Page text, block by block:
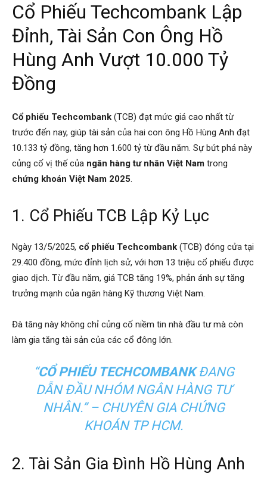
Cổ Phiếu Techcombank Lập
Đỉnh, Tài Sản Con Ông Hồ
Hùng Anh Vượt 10.000 Tỷ
Đồng
Cổ phiếu Techcombank (TCB) đạt mức giá cao nhất từ
trước đến nay, giúp tài sản của hai con ông Hồ Hùng Anh đạt
10.133 tỷ đồng, tăng hơn 1.600 tỷ từ đầu năm. Sự bứt phá này
củng cố vị thế của ngân hàng tư nhân Việt Nam trong
chứng khoán Việt Nam 2025.
1. Cổ Phiếu TCB Lập Kỷ Lục
Ngày 13/5/2025, cổ phiếu Techcombank (TCB) đóng cửa tại
29.400 đồng, mức đỉnh lịch sử, với hơn 13 triệu cổ phiếu được
giao dịch. Từ đầu năm, giá TCB tăng 19%, phản ánh sự tăng
trưởng mạnh của ngân hàng Kỹ thương Việt Nam.
Đà tăng này không chỉ củng cố niềm tin nhà đầu tư mà còn
làm gia tăng tài sản của các cổ đông lớn.
“CỔ PHIẾU TECHCOMBANKĐANG
DẪN ĐẦU NHÓM NGÂN HÀNG TƯ
NHÂN.” – CHUYÊN GIA CHỨNG
KHOÁN TP HCM.
2. Tài Sản Gia Đình Hồ Hùng Anh